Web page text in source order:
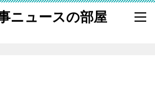
ニュースの部屋